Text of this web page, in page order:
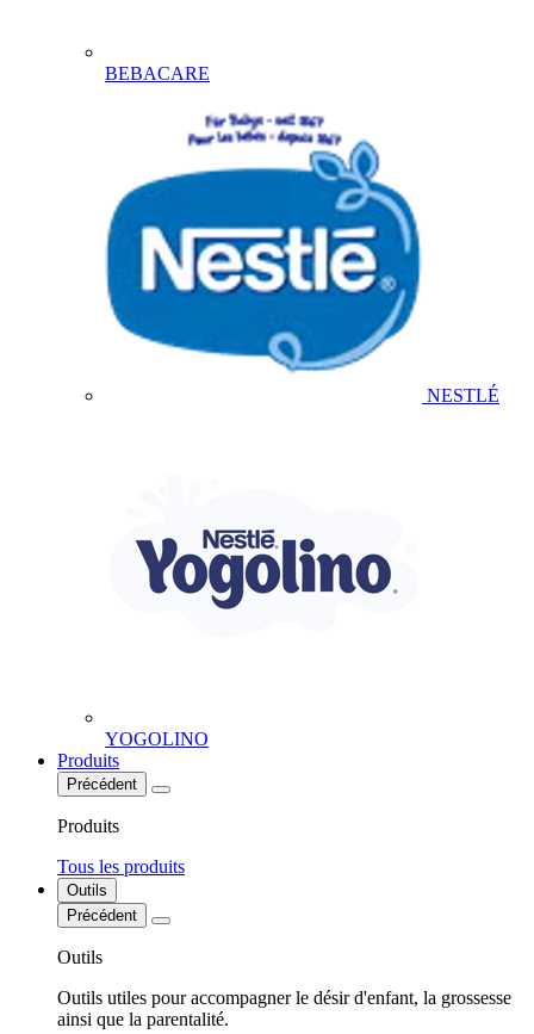
BEBACARE
NESTLÉ
YOGOLINO
Produits
Précédent
Produits
Tous les produits
Outils
Précédent
Outils
Outils utiles pour accompagner le désir d'enfant, la grossesse
ainsi que la parentalité.